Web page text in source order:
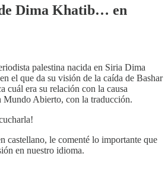
Dima Khatib… en
palestina nacida en Siria Dima
el que da su visión de la caída de Bashar
cuál era su relación con la causa
Mundo Abierto, con la traducción.
castellano, le comenté lo importante que
en nuestro idioma.